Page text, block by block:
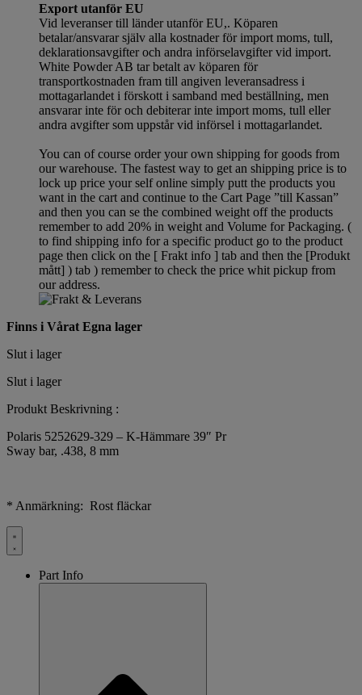
Export utanför EU
Vid leveranser till länder utanför EU,. Köparen
betalar/ansvarar själv alla kostnader för import moms, tull,
deklarationsavgifter och andra införselavgifter vid import.
White Powder AB tar betalt av köparen för
transportkostnaden fram till angiven leveransadress i
mottagarlandet i förskott i samband med beställning, men
ansvarar inte för och debiterar inte import moms, tull eller
andra avgifter som uppstår vid införsel i mottagarlandet.
You can of course order your own shipping for goods from
our warehouse. The fastest way to get an shipping price is to
lock up price your self online simply putt the products you
want in the cart and continue to the Cart Page ”till Kassan”
and then you can se the combined weight off the products
remember to add 20% in weight and Volume for Packaging. (
to find shipping info for a specific product go to the product
page then click on the [ Frakt info ] tab and then the [Produkt
mått] ) tab ) rememberto check the price whit pickup from
our address.
Finns i Vårat Egna lager
Slut i lager
Slut i lager
Produkt Beskrivning :
Polaris 5252629-329 – K-Hämmare 39″ Pr
Sway bar, .438, 8 mm
* Anmärkning: Rost fläckar
Part Info